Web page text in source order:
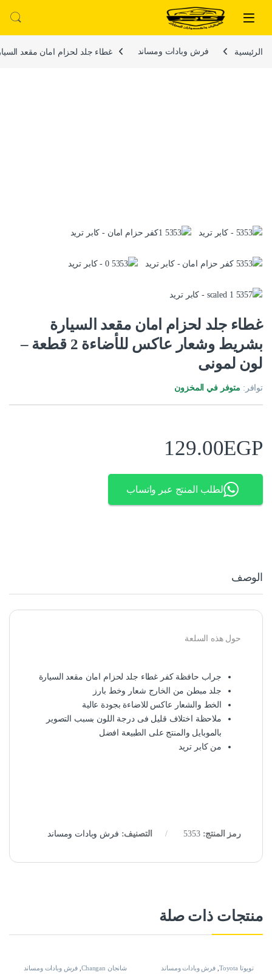
تخطي إلى المحتوى
الرئيسية فرش وبادات ومساند غطاء جلد لحزام امان مقعد السيارة
غطاء جلد لحزام امان مقعد السيارة
بشريط وشعار عاكس للأضاءة 2 قطعة –
لون لمونى
توافر: متوفر في المخزون
129.00EGP
لطلب المنتج عبر واتساب
الوصف
حول هذه السلعة
جراب حافظة كفر غطاء جلد لحزام امان مقعد السيارة
جلد مبطن من الخارج شعار وخط بارز
الخط والشعار عاكس للاضاءة بجودة عالية
ملاحظة اختلاف قليل فى درجة اللون بسبب التصوير
بالموبايل والمنتج على الطبيعة افضل
من كابر تريد
رمز المنتج:5353 التصنيف: فرش وبادات ومساند
منتجات ذات صلة
تويوتا Toyota فرش وبادات ومساند شانجان Changan فرش وبادات ومساند